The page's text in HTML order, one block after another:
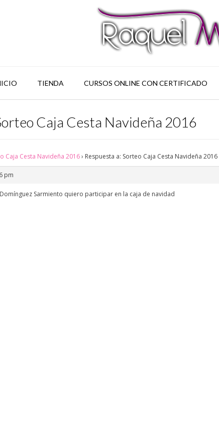
TIENDA CURSOS ONLINE CON CERTIFICADO
Caja Cesta Navideña 2016
Caja Cesta Navideña 2016› Respuesta a: Sorteo Caja Cesta Navideña 2016
pm
Sarmiento quiero participar en la caja de navidad